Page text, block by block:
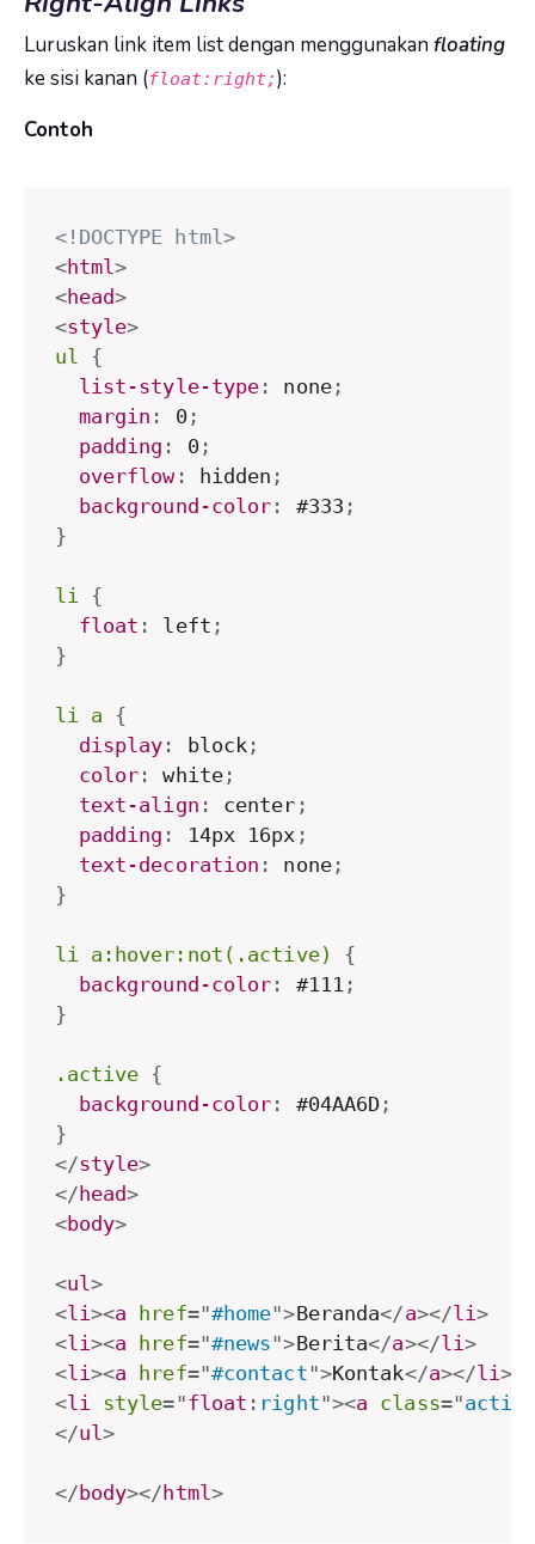
Luruskan link item list dengan menggunakan floating
ke sisi kanan (float:right;):
Contoh
<!DOCTYPE html>
<html>
<head>
<style>
ul {
list-style-type : none;
margin : 0;
padding : 0;
overflow: hidden ;
background-color : #333 ;
}
li {
float : left ;
}
li a {
display : block ;
color : white;
text-align : center ;
padding : 14px 16px ;
text-decoration : none;
}
li a:hover:not(.active)
{
background-color : #111 ;
}
.active {
background-color : #04AA6D ;
}
</style>
</ head>
<body>
<ul>
<li><a href="#home">Beranda</a></li>
<li><a href="#news">Berita</a></li>
<li><a href="#contact">Kontak</a></li>
<li style="float : right"><a class="
</ul>
</ body></ html>